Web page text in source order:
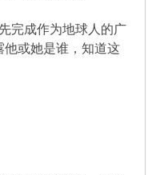
完成作为地球人的广
他或她是谁，知道这